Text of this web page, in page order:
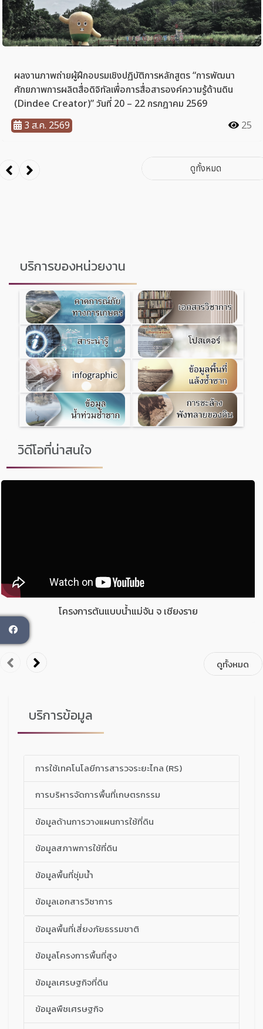
บริการของหน่วยงาน
วิดีโอที่น่าสนใจ
โครงการต้นแบบน้ำแม่จัน จ เชียงราย
ดูทั้งหมด
บริการข้อมูล
การใช้เทคโนโลยีการสารวจระยะไกล (RS)
การบริหารจัดการพื้นที่เกษตรกรรม
ข้อมูลด้านการวางแผนการใช้ที่ดิน
ข้อมูลสภาพการใช้ที่ดิน
ข้อมูลพื้นที่ชุ่มน้ำ
ข้อมูลเอกสารวิชาการ
ข้อมูลพื้นที่เสี่ยงภัยธรรมชาติ
ข้อมูลโครงการพื้นที่สูง
ข้อมูลเศรษฐกิจที่ดิน
ข้อมูลพืชเศรษฐกิจ